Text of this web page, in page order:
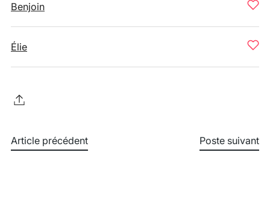
Benjoin
Élie
Article précédent Poste suivant